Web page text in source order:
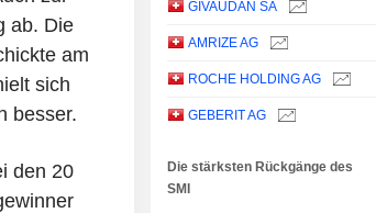
ab. Die
am
sich
besser.
den 20
GIVAUDAN SA
AMRIZE AG
ROCHE HOLDING AG
GEBERIT AG
Die stärksten Rückgänge des
SMI